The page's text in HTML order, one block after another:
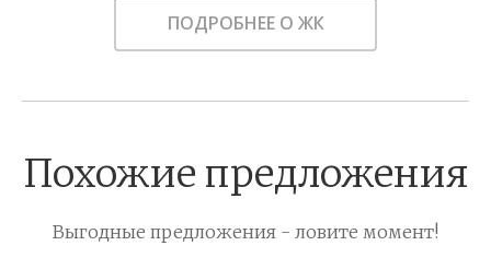
ПОДРОБНЕЕ О ЖК
Похожие предложения
Выгодные предложения - ловите момент!